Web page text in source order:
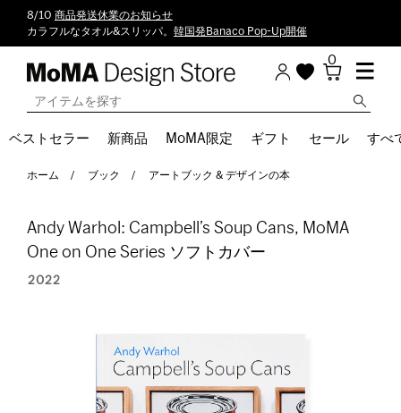
8/10 商品発送休業のお知らせ
カラフルなタオル&スリッパ。 韓国発Banaco Pop-Up開催
0
ベストセラー 新商品 MoMA限定 ギフト セール すべ
ホーム ブック アートブック & デザインの本
Andy Warhol: Campbell’s Soup Cans, MoMA
One on One Series ソフトカバー
2022